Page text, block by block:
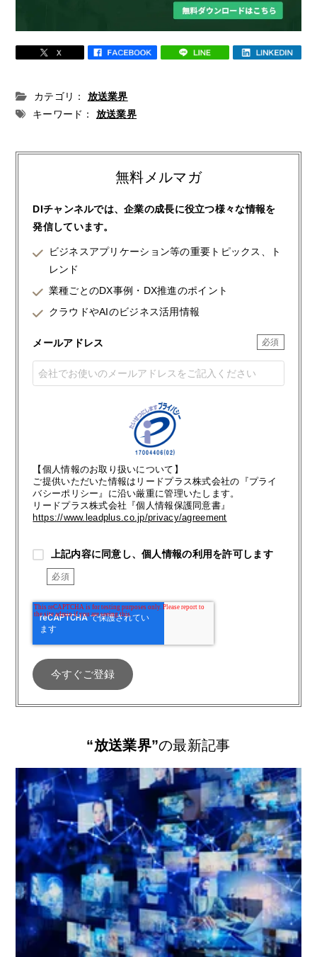
カテゴリ：
放送業界
キーワード：
放送業界
無料メルマガ
DIチャンネルでは、企業の成長に役立つ様々な情報を
発信しています。
ビジネスアプリケーション等の重要トピックス、ト
レンド
業種ごとのDX事例・DX推進のポイント
クラウドやAIのビジネス活用情報
メールアドレス
【個人情報のお取り扱いについて】
ご提供いただいた情報はリードプラス株式会社の『プライ
バシーポリシー』に沿い厳重に管理いたします。
リードプラス株式会社『個人情報保護同意書』
https://www.leadplus.co.jp/privacy/agreement
上記内容に同意し、個人情報の利用を許可します
“放送業界”の最新記事